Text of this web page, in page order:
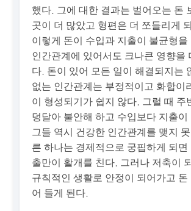
했다. 그에 대한 결과는 벌어오는 돈
곳이 더 많았고 형편은 더 쪼들리게
이렇게 돈이 수입과 지출이 불균형을
인간관계에 있어서도 크나큰 영향을
다. 돈이 있어 모든 일이 해결되지는
없는 인간관계는 부정적이고 화합이
이 형성되기가 쉽지 않다. 그럴 때 주
덩달아 불안해 하고 수입보다 지출이
그들 역시 건강한 인간관계를 맺지
른 하나는 경제적으로 궁핍하게 되면
출만이 활개를 친다. 그러나 저축이
규칙적인 생활로 안정이 되어가고 돈
어 들게 된다.